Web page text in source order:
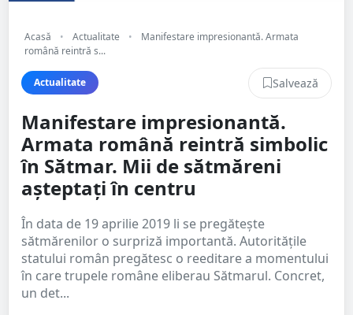
Acasă • Actualitate •
Manifestare impresionantă. Armata
română reintră s...
Actualitate Salvează
Manifestare impresionantă.
Armata română reintră simbolic
în Sătmar. Mii de sătmăreni
așteptați în centru
În data de 19 aprilie 2019 li se pregătește
sătmărenilor o surpriză importantă. Autoritățile
statului român pregătesc o reeditare a momentului
în care trupele române eliberau Sătmarul. Concret,
un det...